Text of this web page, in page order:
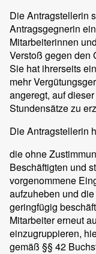
Die Antragstellerin
Antragsgegnerin
Mitarbeiterinnen
Verstoß gegen den
Sie hat ihrerseits
mehr
angeregt, auf
Stundensätze zu
Die Antragstellerin
die ohne
Beschäftigten und
vorgenommene
aufzuheben und
geringfügig
Mitarbeiter erneut
einzugruppieren,
gemäß §§ 42